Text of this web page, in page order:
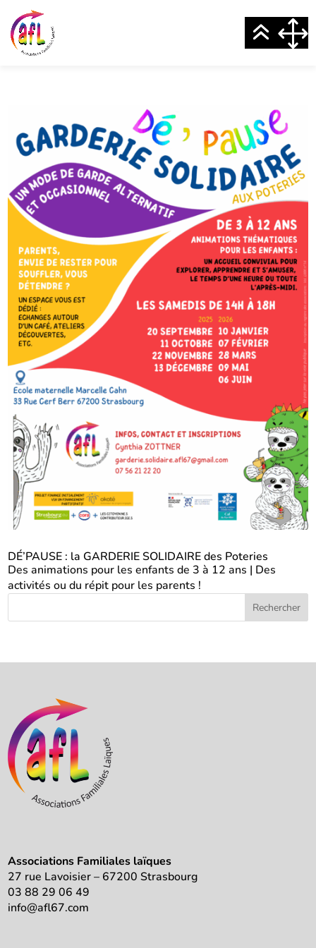
DÉ’PAUSE : la GARDERIE SOLIDAIRE des Poteries
Des animations pour les enfants de 3 à 12 ans | Des
activités ou du répit pour les parents !
Associations Familiales laïques
27 rue Lavoisier – 67200 Strasbourg
03 88 29 06 49
info@afl67.com